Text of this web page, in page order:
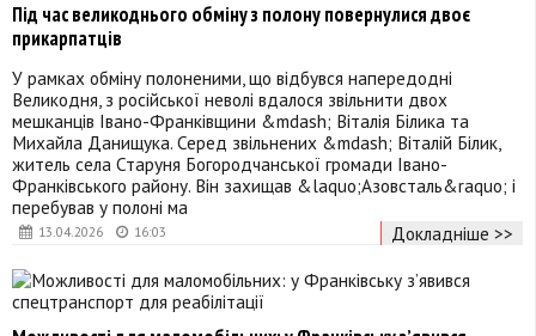
13.04.2026 16:03
Під час великоднього обміну з полону повернулися двоє
прикарпатців
У рамках обміну полоненими, що відбувся напередодні
Великодня, з російської неволі вдалося звільнити двох
мешканців Івано-Франківщини &mdash; Віталія Білика та
Михайла Данищука. Серед звільнених &mdash; Віталій Білик,
житель села Старуня Богородчанської громади Івано-
Франківського району. Він захищав &laquo;Азовсталь&raquo; і
перебував у полоні ма
Докладніше >>